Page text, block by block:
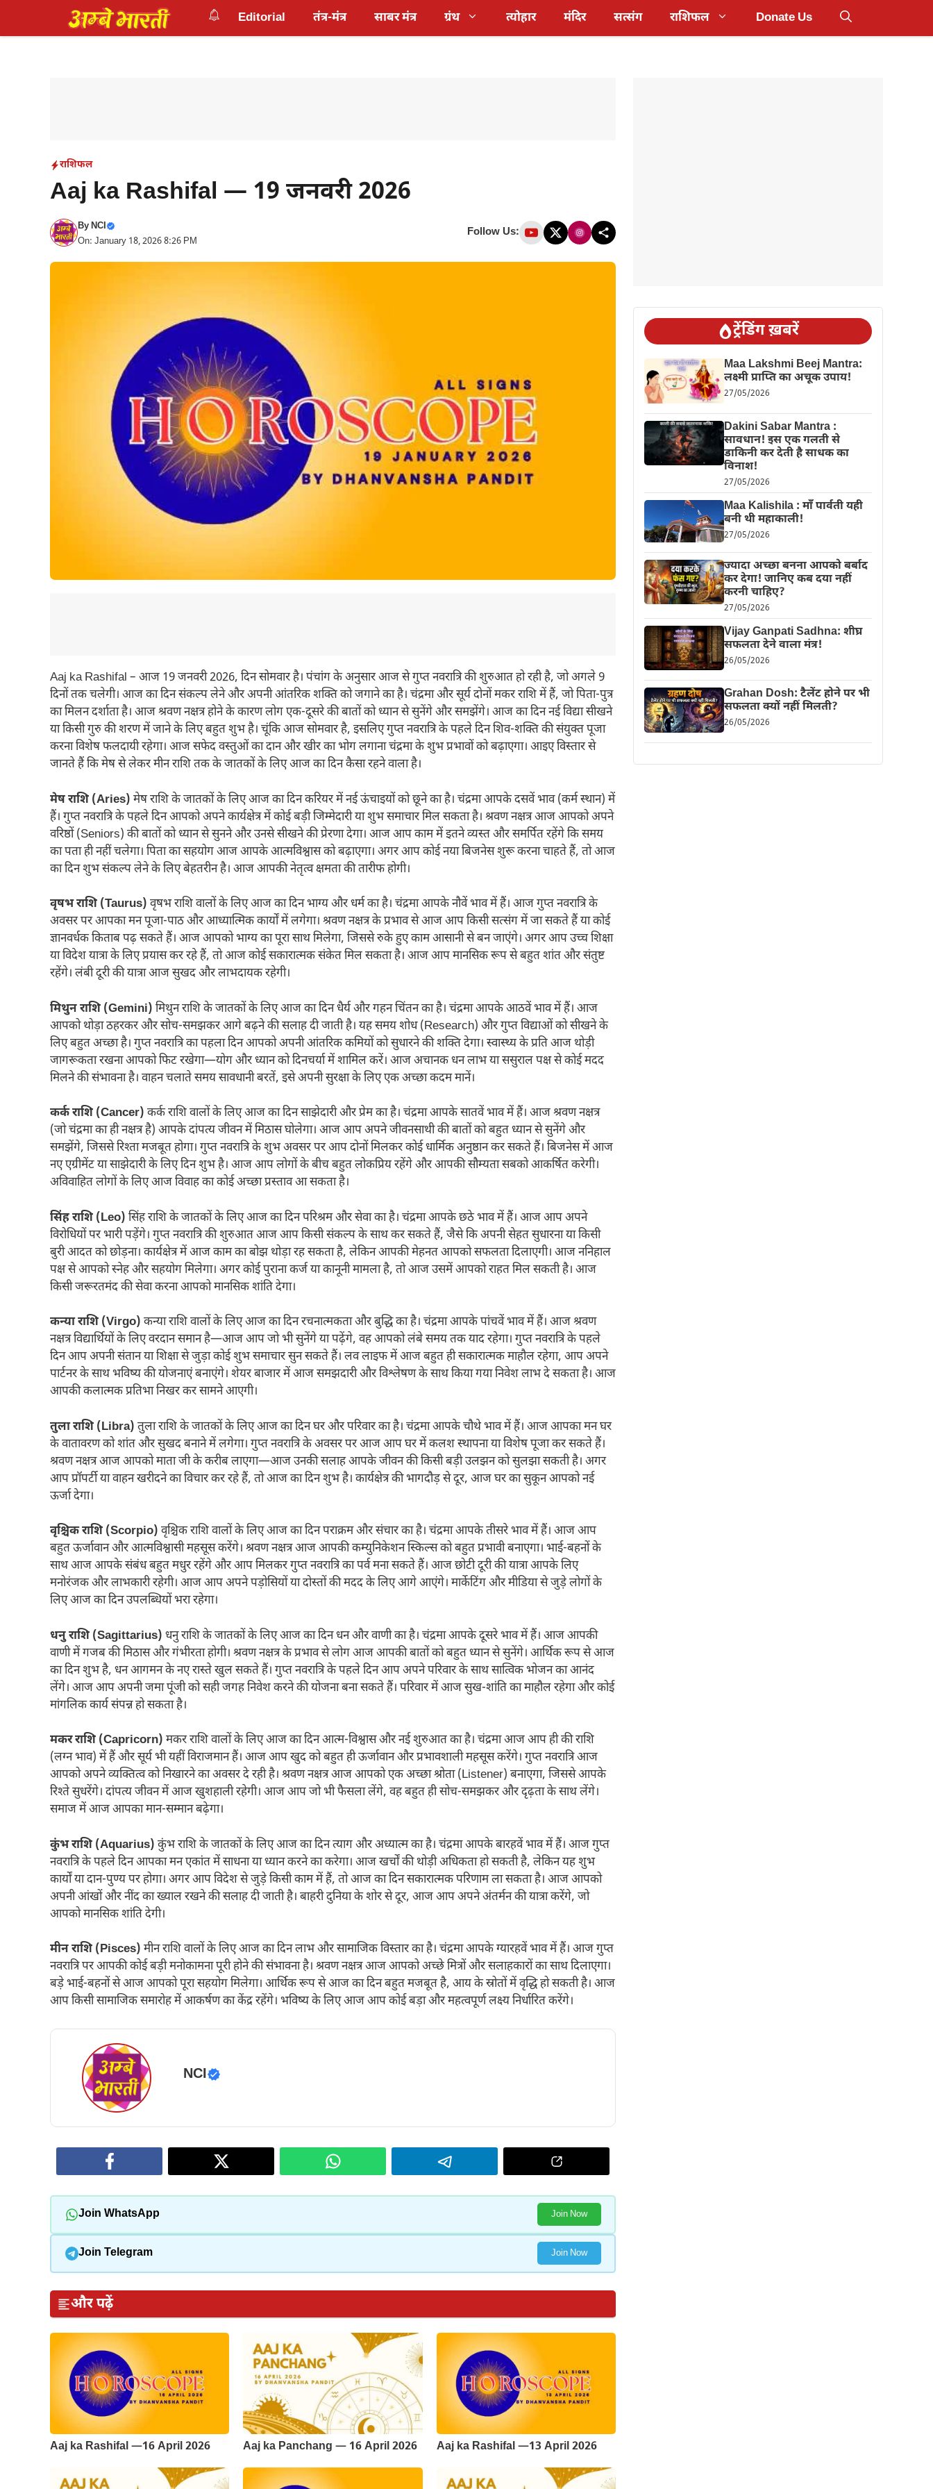
Editorial तंत्र-मंत्र साबर मंत्र ग्रंथ त्योहार मंदिर सत्संग राशिफल Donate Us
राशिफल
Aaj ka Rashifal — 19 जनवरी 2026
ByNCI
On: January 18, 2026 8:26 PM
Follow Us:
Aaj ka Rashifal – आज 19 जनवरी 2026, दिन सोमवार है। पंचांग के अनुसार आज से गुप्त नवरात्रि की शुरुआत हो रही है, जो अगले 9
दिनों तक चलेगी। आज का दिन संकल्प लेने और अपनी आंतरिक शक्ति को जगाने का है। चंद्रमा और सूर्य दोनों मकर राशि में हैं, जो पिता-पुत्र
का मिलन दर्शाता है। आज श्रवण नक्षत्र होने के कारण लोग एक-दूसरे की बातों को ध्यान से सुनेंगे और समझेंगे। आज का दिन नई विद्या सीखने
या किसी गुरु की शरण में जाने के लिए बहुत शुभ है। चूंकि आज सोमवार है, इसलिए गुप्त नवरात्रि के पहले दिन शिव-शक्ति की संयुक्त पूजा
करना विशेष फलदायी रहेगा। आज सफेद वस्तुओं का दान और खीर का भोग लगाना चंद्रमा के शुभ प्रभावों को बढ़ाएगा। आइए विस्तार से
जानते हैं कि मेष से लेकर मीन राशि तक के जातकों के लिए आज का दिन कैसा रहने वाला है।
मेष राशि (Aries) मेष राशि के जातकों के लिए आज का दिन करियर में नई ऊंचाइयों को छूने का है। चंद्रमा आपके दसवें भाव (कर्म स्थान) में
हैं। गुप्त नवरात्रि के पहले दिन आपको अपने कार्यक्षेत्र में कोई बड़ी जिम्मेदारी या शुभ समाचार मिल सकता है। श्रवण नक्षत्र आज आपको अपने
वरिष्ठों (Seniors) की बातों को ध्यान से सुनने और उनसे सीखने की प्रेरणा देगा। आज आप काम में इतने व्यस्त और समर्पित रहेंगे कि समय
का पता ही नहीं चलेगा। पिता का सहयोग आज आपके आत्मविश्वास को बढ़ाएगा। अगर आप कोई नया बिजनेस शुरू करना चाहते हैं, तो आज
का दिन शुभ संकल्प लेने के लिए बेहतरीन है। आज आपकी नेतृत्व क्षमता की तारीफ होगी।
वृषभ राशि (Taurus) वृषभ राशि वालों के लिए आज का दिन भाग्य और धर्म का है। चंद्रमा आपके नौवें भाव में हैं। आज गुप्त नवरात्रि के
अवसर पर आपका मन पूजा-पाठ और आध्यात्मिक कार्यों में लगेगा। श्रवण नक्षत्र के प्रभाव से आज आप किसी सत्संग में जा सकते हैं या कोई
ज्ञानवर्धक किताब पढ़ सकते हैं। आज आपको भाग्य का पूरा साथ मिलेगा, जिससे रुके हुए काम आसानी से बन जाएंगे। अगर आप उच्च शिक्षा
या विदेश यात्रा के लिए प्रयास कर रहे हैं, तो आज कोई सकारात्मक संकेत मिल सकता है। आज आप मानसिक रूप से बहुत शांत और संतुष्ट
रहेंगे। लंबी दूरी की यात्रा आज सुखद और लाभदायक रहेगी।
मिथुन राशि (Gemini) मिथुन राशि के जातकों के लिए आज का दिन धैर्य और गहन चिंतन का है। चंद्रमा आपके आठवें भाव में हैं। आज
आपको थोड़ा ठहरकर और सोच-समझकर आगे बढ़ने की सलाह दी जाती है। यह समय शोध (Research) और गुप्त विद्याओं को सीखने के
लिए बहुत अच्छा है। गुप्त नवरात्रि का पहला दिन आपको अपनी आंतरिक कमियों को सुधारने की शक्ति देगा। स्वास्थ्य के प्रति आज थोड़ी
जागरूकता रखना आपको फिट रखेगा—योग और ध्यान को दिनचर्या में शामिल करें। आज अचानक धन लाभ या ससुराल पक्ष से कोई मदद
मिलने की संभावना है। वाहन चलाते समय सावधानी बरतें, इसे अपनी सुरक्षा के लिए एक अच्छा कदम मानें।
कर्क राशि (Cancer) कर्क राशि वालों के लिए आज का दिन साझेदारी और प्रेम का है। चंद्रमा आपके सातवें भाव में हैं। आज श्रवण नक्षत्र
(जो चंद्रमा का ही नक्षत्र है) आपके दांपत्य जीवन में मिठास घोलेगा। आज आप अपने जीवनसाथी की बातों को बहुत ध्यान से सुनेंगे और
समझेंगे, जिससे रिश्ता मजबूत होगा। गुप्त नवरात्रि के शुभ अवसर पर आप दोनों मिलकर कोई धार्मिक अनुष्ठान कर सकते हैं। बिजनेस में आज
नए एग्रीमेंट या साझेदारी के लिए दिन शुभ है। आज आप लोगों के बीच बहुत लोकप्रिय रहेंगे और आपकी सौम्यता सबको आकर्षित करेगी।
अविवाहित लोगों के लिए आज विवाह का कोई अच्छा प्रस्ताव आ सकता है।
सिंह राशि (Leo) सिंह राशि के जातकों के लिए आज का दिन परिश्रम और सेवा का है। चंद्रमा आपके छठे भाव में हैं। आज आप अपने
विरोधियों पर भारी पड़ेंगे। गुप्त नवरात्रि की शुरुआत आज आप किसी संकल्प के साथ कर सकते हैं, जैसे कि अपनी सेहत सुधारना या किसी
बुरी आदत को छोड़ना। कार्यक्षेत्र में आज काम का बोझ थोड़ा रह सकता है, लेकिन आपकी मेहनत आपको सफलता दिलाएगी। आज ननिहाल
पक्ष से आपको स्नेह और सहयोग मिलेगा। अगर कोई पुराना कर्ज या कानूनी मामला है, तो आज उसमें आपको राहत मिल सकती है। आज
किसी जरूरतमंद की सेवा करना आपको मानसिक शांति देगा।
कन्या राशि (Virgo) कन्या राशि वालों के लिए आज का दिन रचनात्मकता और बुद्धि का है। चंद्रमा आपके पांचवें भाव में हैं। आज श्रवण
नक्षत्र विद्यार्थियों के लिए वरदान समान है—आज आप जो भी सुनेंगे या पढ़ेंगे, वह आपको लंबे समय तक याद रहेगा। गुप्त नवरात्रि के पहले
दिन आप अपनी संतान या शिक्षा से जुड़ा कोई शुभ समाचार सुन सकते हैं। लव लाइफ में आज बहुत ही सकारात्मक माहौल रहेगा, आप अपने
पार्टनर के साथ भविष्य की योजनाएं बनाएंगे। शेयर बाजार में आज समझदारी और विश्लेषण के साथ किया गया निवेश लाभ दे सकता है। आज
आपकी कलात्मक प्रतिभा निखर कर सामने आएगी।
तुला राशि (Libra) तुला राशि के जातकों के लिए आज का दिन घर और परिवार का है। चंद्रमा आपके चौथे भाव में हैं। आज आपका मन घर
के वातावरण को शांत और सुखद बनाने में लगेगा। गुप्त नवरात्रि के अवसर पर आज आप घर में कलश स्थापना या विशेष पूजा कर सकते हैं।
श्रवण नक्षत्र आज आपको माता जी के करीब लाएगा—आज उनकी सलाह आपके जीवन की किसी बड़ी उलझन को सुलझा सकती है। अगर
आप प्रॉपर्टी या वाहन खरीदने का विचार कर रहे हैं, तो आज का दिन शुभ है। कार्यक्षेत्र की भागदौड़ से दूर, आज घर का सुकून आपको नई
ऊर्जा देगा।
वृश्चिक राशि (Scorpio) वृश्चिक राशि वालों के लिए आज का दिन पराक्रम और संचार का है। चंद्रमा आपके तीसरे भाव में हैं। आज आप
बहुत ऊर्जावान और आत्मविश्वासी महसूस करेंगे। श्रवण नक्षत्र आज आपकी कम्युनिकेशन स्किल्स को बहुत प्रभावी बनाएगा। भाई-बहनों के
साथ आज आपके संबंध बहुत मधुर रहेंगे और आप मिलकर गुप्त नवरात्रि का पर्व मना सकते हैं। आज छोटी दूरी की यात्रा आपके लिए
मनोरंजक और लाभकारी रहेगी। आज आप अपने पड़ोसियों या दोस्तों की मदद के लिए आगे आएंगे। मार्केटिंग और मीडिया से जुड़े लोगों के
लिए आज का दिन उपलब्धियों भरा रहेगा।
धनु राशि (Sagittarius) धनु राशि के जातकों के लिए आज का दिन धन और वाणी का है। चंद्रमा आपके दूसरे भाव में हैं। आज आपकी
वाणी में गजब की मिठास और गंभीरता होगी। श्रवण नक्षत्र के प्रभाव से लोग आज आपकी बातों को बहुत ध्यान से सुनेंगे। आर्थिक रूप से आज
का दिन शुभ है, धन आगमन के नए रास्ते खुल सकते हैं। गुप्त नवरात्रि के पहले दिन आप अपने परिवार के साथ सात्विक भोजन का आनंद
लेंगे। आज आप अपनी जमा पूंजी को सही जगह निवेश करने की योजना बना सकते हैं। परिवार में आज सुख-शांति का माहौल रहेगा और कोई
मांगलिक कार्य संपन्न हो सकता है।
मकर राशि (Capricorn) मकर राशि वालों के लिए आज का दिन आत्म-विश्वास और नई शुरुआत का है। चंद्रमा आज आप ही की राशि
(लग्न भाव) में हैं और सूर्य भी यहीं विराजमान हैं। आज आप खुद को बहुत ही ऊर्जावान और प्रभावशाली महसूस करेंगे। गुप्त नवरात्रि आज
आपको अपने व्यक्तित्व को निखारने का अवसर दे रही है। श्रवण नक्षत्र आज आपको एक अच्छा श्रोता (Listener) बनाएगा, जिससे आपके
रिश्ते सुधरेंगे। दांपत्य जीवन में आज खुशहाली रहेगी। आज आप जो भी फैसला लेंगे, वह बहुत ही सोच-समझकर और दृढ़ता के साथ लेंगे।
समाज में आज आपका मान-सम्मान बढ़ेगा।
कुंभ राशि (Aquarius) कुंभ राशि के जातकों के लिए आज का दिन त्याग और अध्यात्म का है। चंद्रमा आपके बारहवें भाव में हैं। आज गुप्त
नवरात्रि के पहले दिन आपका मन एकांत में साधना या ध्यान करने का करेगा। आज खर्चों की थोड़ी अधिकता हो सकती है, लेकिन यह शुभ
कार्यों या दान-पुण्य पर होगा। अगर आप विदेश से जुड़े किसी काम में हैं, तो आज का दिन सकारात्मक परिणाम ला सकता है। आज आपको
अपनी आंखों और नींद का ख्याल रखने की सलाह दी जाती है। बाहरी दुनिया के शोर से दूर, आज आप अपने अंतर्मन की यात्रा करेंगे, जो
आपको मानसिक शांति देगी।
मीन राशि (Pisces) मीन राशि वालों के लिए आज का दिन लाभ और सामाजिक विस्तार का है। चंद्रमा आपके ग्यारहवें भाव में हैं। आज गुप्त
नवरात्रि पर आपकी कोई बड़ी मनोकामना पूरी होने की संभावना है। श्रवण नक्षत्र आज आपको अच्छे मित्रों और सलाहकारों का साथ दिलाएगा।
बड़े भाई-बहनों से आज आपको पूरा सहयोग मिलेगा। आर्थिक रूप से आज का दिन बहुत मजबूत है, आय के स्रोतों में वृद्धि हो सकती है। आज
आप किसी सामाजिक समारोह में आकर्षण का केंद्र रहेंगे। भविष्य के लिए आज आप कोई बड़ा और महत्वपूर्ण लक्ष्य निर्धारित करेंगे।
NCI
Join WhatsApp Join Now
Join Telegram Join Now
और पढ़ें
Aaj ka Rashifal —16 April 2026 Aaj ka Panchang — 16 April 2026 Aaj ka Rashifal —13 April 2026
ट्रेंडिंग ख़बरें
Maa Lakshmi Beej Mantra:
लक्ष्मी प्राप्ति का अचूक उपाय!
27/05/2026
Dakini Sabar Mantra :
सावधान! इस एक गलती से
डाकिनी कर देती है साधक का
विनाश!
27/05/2026
Maa Kalishila : माँ पार्वती यही
बनी थी महाकाली!
27/05/2026
ज्यादा अच्छा बनना आपको बर्बाद
कर देगा! जानिए कब दया नहीं
करनी चाहिए?
27/05/2026
Vijay Ganpati Sadhna: शीघ्र
सफलता देने वाला मंत्र!
26/05/2026
Grahan Dosh: टैलेंट होने पर भी
सफलता क्यों नहीं मिलती?
26/05/2026